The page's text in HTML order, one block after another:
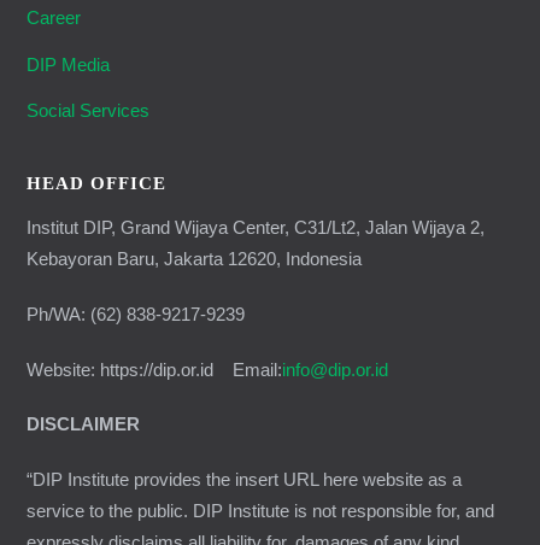
Career
DIP Media
Social Services
HEAD OFFICE
Institut DIP, Grand Wijaya Center, C31/Lt2, Jalan Wijaya 2,
Kebayoran Baru, Jakarta 12620, Indonesia
Ph/WA: (62) 838-9217-9239
Website: https://dip.or.id Email:info@dip.or.id
DISCLAIMER
“DIP Institute provides the insert URL here website as a
service to the public. DIP Institute is not responsible for, and